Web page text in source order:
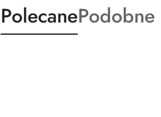
Produkty
o
PolecaneProdukty
o